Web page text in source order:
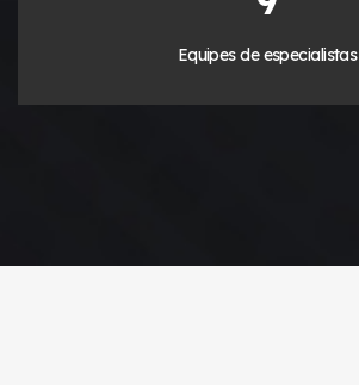
Equipes de especialistas